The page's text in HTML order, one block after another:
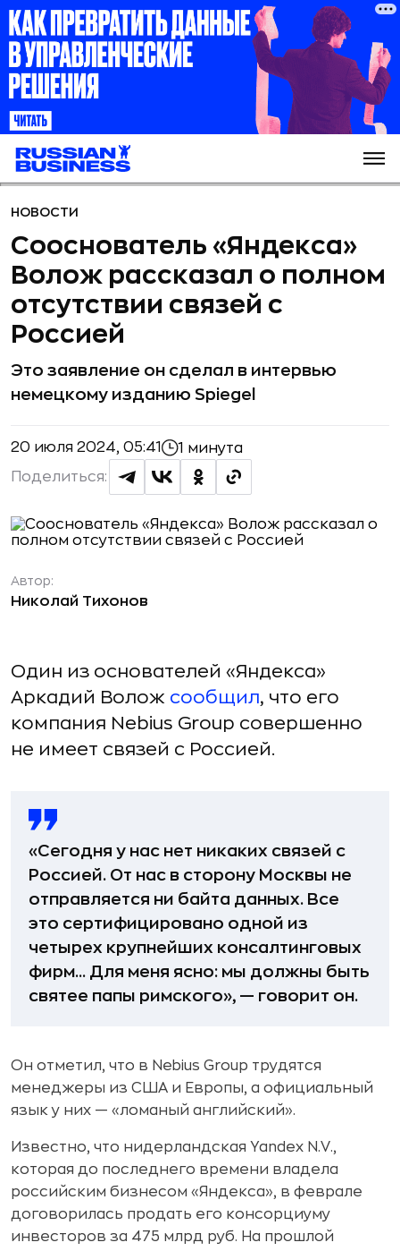
НОВОСТИ
Сооснователь «Яндекса»
Волож рассказал о полном
отсутствии связей с
Россией
Это заявление он сделал в интервью
немецкому изданию Spiegel
20 июля 2024, 05:41 1 минута
Поделиться:
Автор:
Николай Тихонов
Один из основателей «Яндекса»
Аркадий Волож сообщил, что его
компания Nebius Group совершенно
не имеет связей с Россией.
«Сегодня у нас нет никаких связей с
Россией. От нас в сторону Москвы не
отправляется ни байта данных. Все
это сертифицировано одной из
четырех крупнейших консалтинговых
фирм... Для меня ясно: мы должны быть
святее папы римского», — говорит он.
Он отметил, что в Nebius Group трудятся
менеджеры из США и Европы, а официальный
язык у них — «ломаный английский».
Известно, что нидерландская Yandex N.V.,
которая до последнего времени владела
российским бизнесом «Яндекса», в феврале
договорилась продать его консорциуму
инвесторов за 475 млрд руб. На прошлой